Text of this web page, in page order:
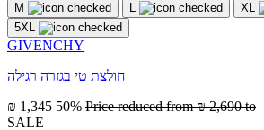
M L
XL
5XL
GIVENCHY
חולצת טי בגזרה רגילה
₪ 1,345 50% Price reduced from₪ 2,690 to
SALE